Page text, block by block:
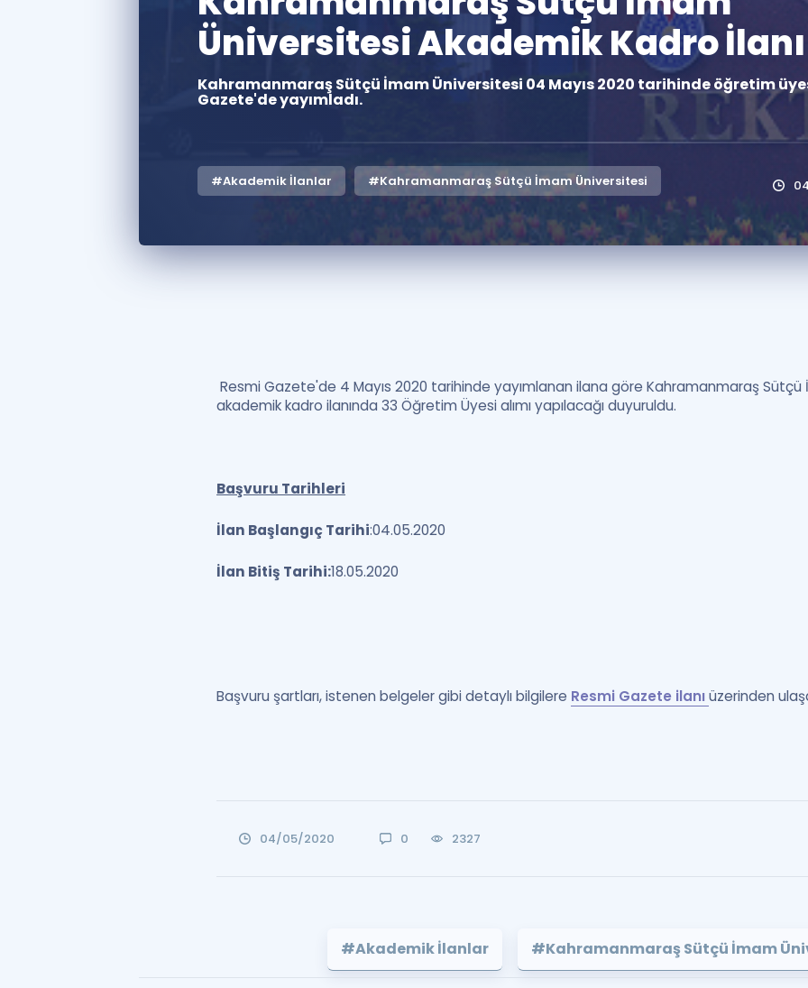
Kampanyalar
Eğitim ve
Blog
YDS - YÖKDİL
İngilizce
Üniversitesi Akademik Kadro İlanı
Kahramanmaraş Sütçü İmam Üniversitesi 04 Mayıs 2020 tarihinde öğretim
Gazete'de yayımladı.
#Akademik İlanlar #Kahramanmaraş Sütçü İmam Üniversitesi
Resmi Gazete'de 4 Mayıs 2020 tarihinde yayımlanan ilana göre Kahramanmaraş
akademik kadro ilanında 33 Öğretim Üyesi alımı yapılacağı duyuruldu.
Başvuru Tarihleri
İlan Başlangıç Tarihi:04.05.2020
İlan Bitiş Tarihi:18.05.2020
Başvuru şartları, istenen belgeler gibi detaylı bilgilere Resmi Gazete ilanıüzerinden
04/05/2020 0 2327
#Akademik İlanlar #Kahramanmaraş Sütçü İmam